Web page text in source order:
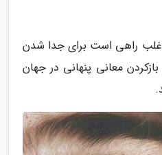
راهی است برای جدا شدن
معانی پنهانی در جهان